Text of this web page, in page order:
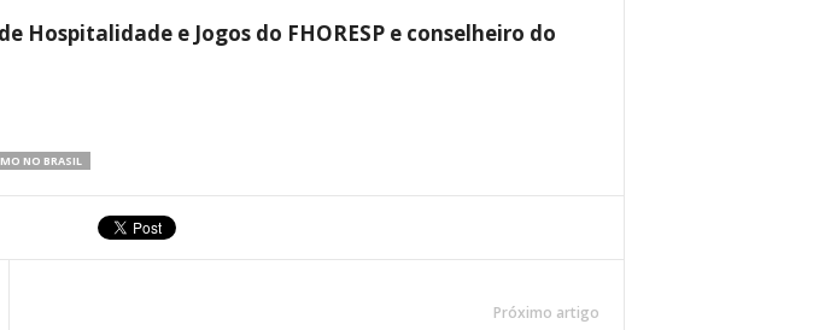
Hospitalidade e Jogos do FHORESP e conselheiro do
NO BRASIL
Próximo artigo